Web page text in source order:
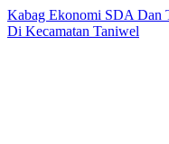
Kabag Ekonomi SDA Dan
Di Kecamatan Taniwel